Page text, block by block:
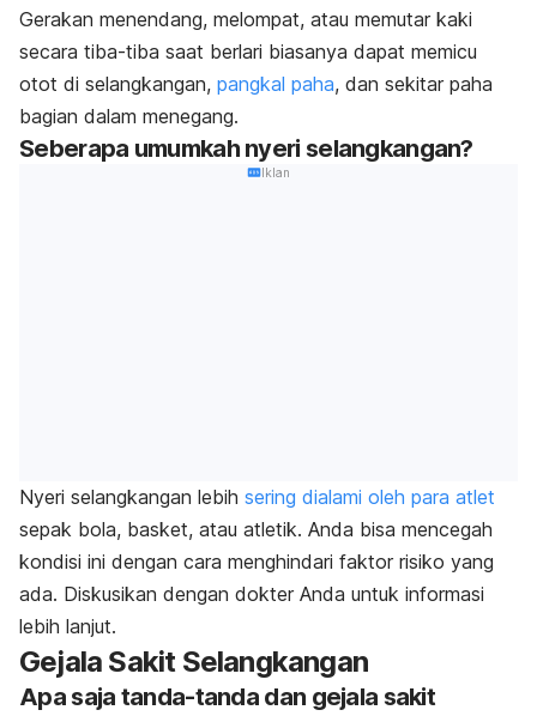
Gerakan menendang, melompat, atau memutar kaki
secara tiba-tiba saat berlari biasanya dapat memicu
otot di selangkangan, pangkal paha, dan sekitar paha
bagian dalam menegang.
Seberapa umumkah nyeri selangkangan?
Iklan
Nyeri selangkangan lebih sering dialami oleh para atlet
sepak bola, basket, atau atletik. Anda bisa mencegah
kondisi ini dengan cara menghindari faktor risiko yang
ada. Diskusikan dengan dokter Anda untuk informasi
lebih lanjut.
Gejala Sakit Selangkangan
Apa saja tanda-tanda dan gejala sakit